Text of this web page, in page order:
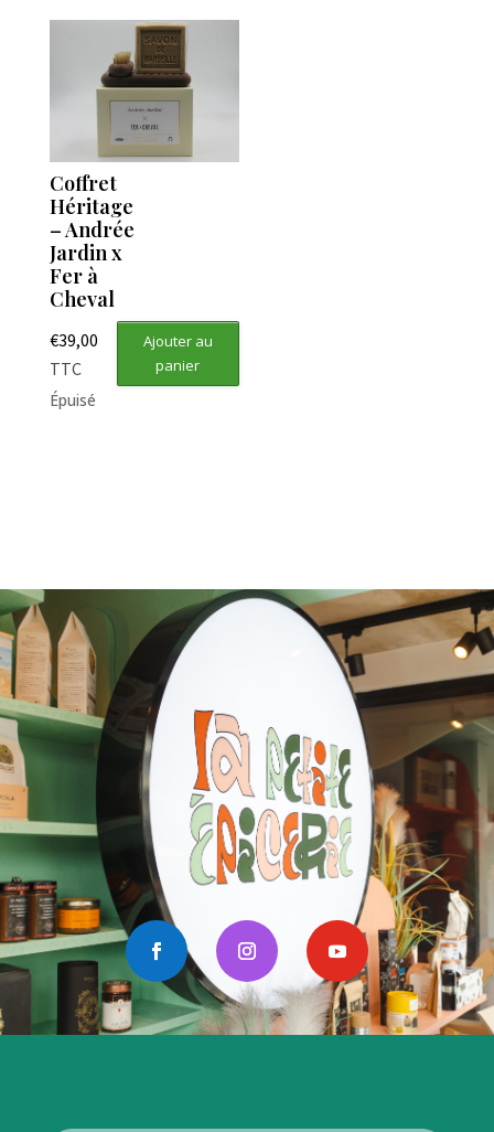
Coffret
Héritage
– Andrée
Jardin x
Fer à
Cheval
€39,00
TTC
Ajouter au
panier
Épuisé